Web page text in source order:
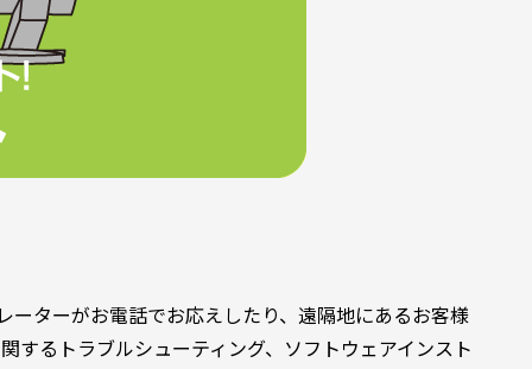
ターがお電話でお応えしたり、遠隔地にあるお客様
するトラブルシューティング、ソフトウェアインスト